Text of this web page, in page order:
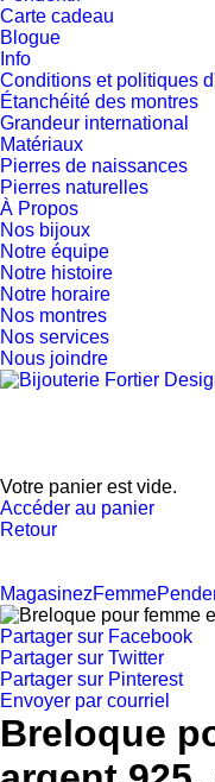
Carte cadeau
Blogue
Info
Conditions et politiques
Étanchéité des montres
Grandeur international
Matériaux
Pierres de naissances
Pierres naturelles
À Propos
Nos bijoux
Notre équipe
Notre histoire
Notre horaire
Nos montres
Nos services
Nous joindre
Votre panier est vide.
Accéder au panier
Retour
MagasinezFemme
Partager sur Facebook
Partager sur Twitter
Partager sur Pinterest
Envoyer par courriel
Breloque